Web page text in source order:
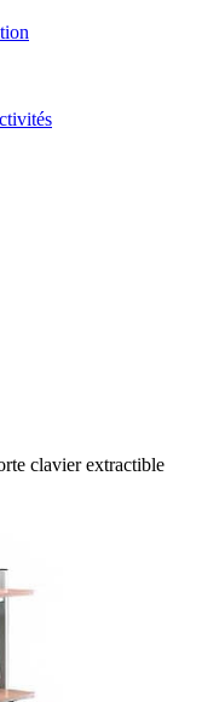
clavier extractible